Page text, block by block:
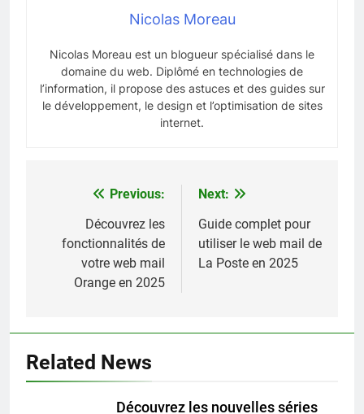
Nicolas Moreau
Nicolas Moreau est un blogueur spécialisé dans le
domaine du web. Diplômé en technologies de
l’information, il propose des astuces et des guides sur
le développement, le design et l’optimisation de sites
internet.
Navigation
l’article
Previous:
Découvrez les
fonctionnalités de
votre web mail
Orange en 2025
Next:
Guide complet pour
utiliser le web mail de
La Poste en 2025
Related News
Découvrez les nouvelles séries